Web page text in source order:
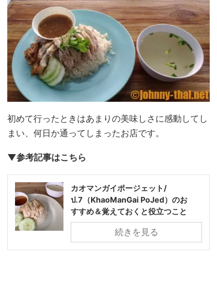
初めて行ったときはあまりの美味しさに感動してし
まい、何日か通ってしまったお店です。
▼参考記事はこちら
カオマンガイポージェット/
ป.7（KhaoManGai PoJed）のお
すすめ＆覚えておくと役立つこと
続きを見る